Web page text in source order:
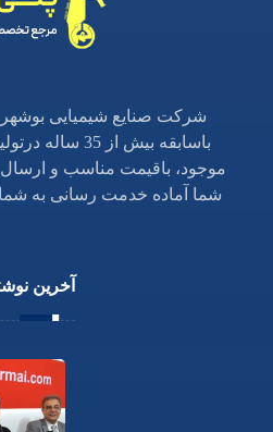
شرکت صنایع شیمیایی
باسابقه بیش از
موجود، باقیمت مناسب و ارسال
شما آماده خدمت رسانی به
آخرین